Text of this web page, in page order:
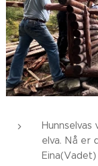
elva. Nå er
Eina(Vadet)